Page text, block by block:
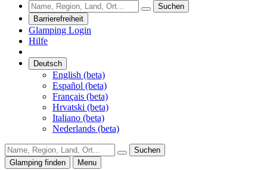
Suchen
Barrierefreiheit
Glamping Login
Hilfe
Deutsch
English (beta)
Español (beta)
Français (beta)
Hrvatski (beta)
Italiano (beta)
Nederlands (beta)
Suchen
Glamping finden
Menu